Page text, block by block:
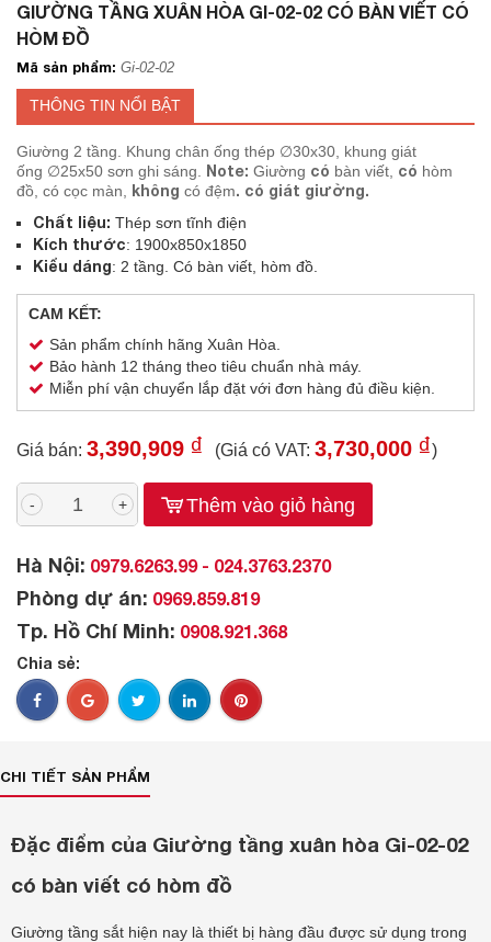
GIƯỜNG TẦNG XUÂN HÒA GI-02-02 CÓ BÀN VIẾT CÓ
HÒM ĐỒ
Mã sản phẩm: Gi-02-02
THÔNG TIN NỔI BẬT
Giường 2 tầng. Khung chân ống thép ∅30x30, khung giát
ống ∅25x50 sơn ghi sáng. Note: Giường có bàn viết, có hòm
đồ, có cọc màn, không có đệm. có giát giường.
Chất liệu: Thép sơn tĩnh điện
Kích thước: 1900x850x1850
Kiểu dáng: 2 tầng. Có bàn viết, hòm đồ.
CAM KẾT:
Sản phẩm chính hãng Xuân Hòa.
Bảo hành 12 tháng theo tiêu chuẩn nhà máy.
Miễn phí vận chuyển lắp đặt với đơn hàng đủ điều kiện.
Giá bán: 3,390,909 ₫ (Giá có VAT: 3,730,000 ₫)
- + Thêm vào giỏ hàng
Hà Nội: 0979.6263.99 - 024.3763.2370
Phòng dự án: 0969.859.819
Tp. Hồ Chí Minh: 0908.921.368
Chia sẻ:
CHI TIẾT SẢN PHẨM
Đặc điểm của Giường tầng xuân hòa Gi-02-02
có bàn viết có hòm đồ
Giường tầng sắt hiện nay là thiết bị hàng đầu được sử dụng trong